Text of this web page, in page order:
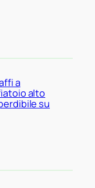
a
alto
su